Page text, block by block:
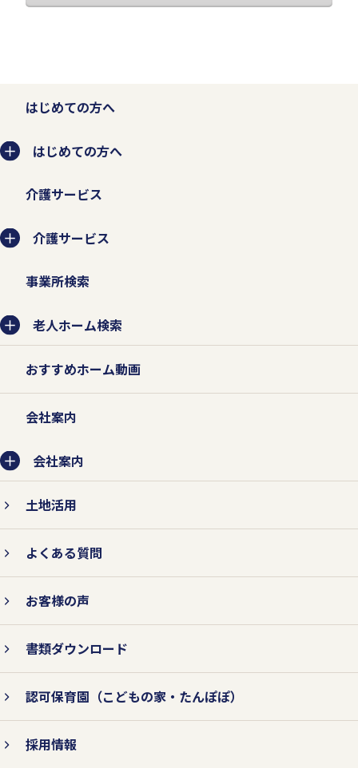
はじめての方へ
はじめての方へ
介護サービス
介護サービス
事業所検索
老人ホーム検索
おすすめホーム動画
会社案内
会社案内
土地活用
よくある質問
お客様の声
書類ダウンロード
認可保育園 （こどもの家・たんぽぽ）
採用情報